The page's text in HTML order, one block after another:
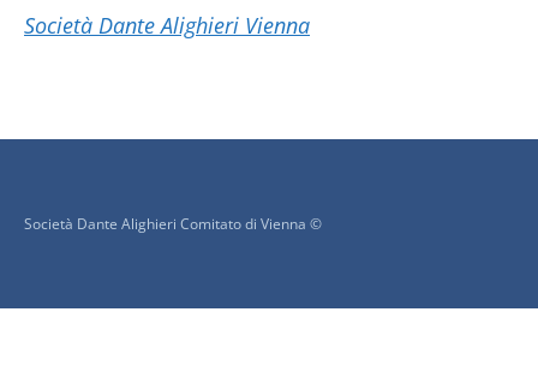
Società Dante Alighieri Vienna
Società Dante Alighieri Comitato di Vienna ©